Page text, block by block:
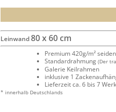
Leinwand80 x 60 cm
Premium 420g/m²
Standardrahmung (Der
Galerie Keilrahmen
inklusive 1
Lieferzeit ca. 6 bis 7
* innerhalb Deutschlands